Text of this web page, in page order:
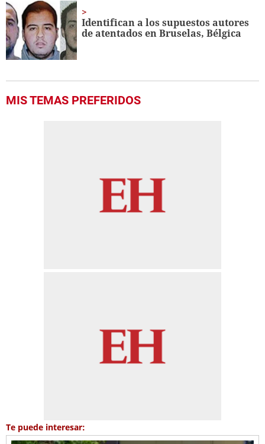
Identifican a los supuestos autores
de atentados en Bruselas, Bélgica
MIS TEMAS PREFERIDOS
Te puede interesar: